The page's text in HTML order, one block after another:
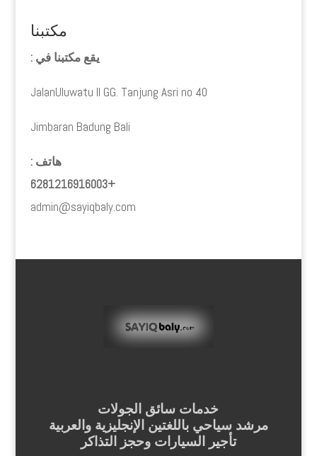
مكتبنا
يقع مكتبنا في :
JalanUluwatu II GG. Tanjung Asri no 40
Jimbaran Badung Bali
هاتف :
+6281216916003
admin@sayiqbaly.com
خدمات سائق الجولات
مرشد سياحي باللغتين الإنجليزية والعربية
تأجير السيارات وحجز التذاكر